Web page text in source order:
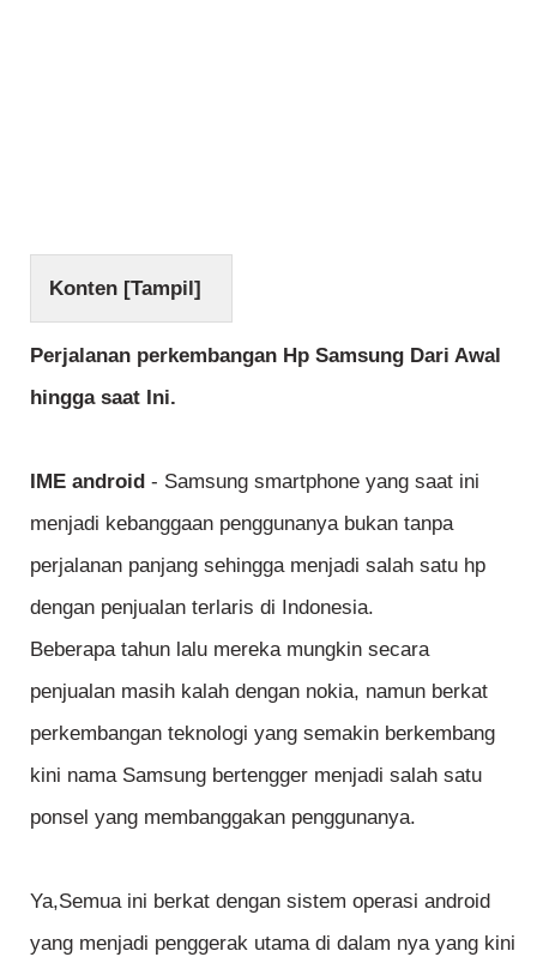
Konten [Tampil]
Perjalanan perkembangan Hp Samsung Dari Awal
hingga saat Ini.
IME android - Samsung smartphone yang saat ini
menjadi kebanggaan penggunanya bukan tanpa
perjalanan panjang sehingga menjadi salah satu hp
dengan penjualan terlaris di Indonesia.
Beberapa tahun lalu mereka mungkin secara
penjualan masih kalah dengan nokia, namun berkat
perkembangan teknologi yang semakin berkembang
kini nama Samsung bertengger menjadi salah satu
ponsel yang membanggakan penggunanya.
Ya,Semua ini berkat dengan sistem operasi android
yang menjadi penggerak utama di dalam nya yang kini